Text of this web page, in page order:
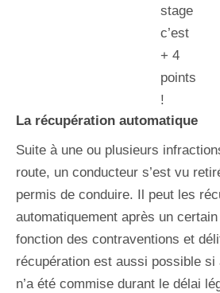
stage
c’est
+ 4
points
!
La récupération automatique
Suite à une ou plusieurs
route, un conducteur s’est vu
permis de conduire. Il peut les
automatiquement après un
fonction des contraventions et
récupération est aussi possible si
n’a été commise durant le délai